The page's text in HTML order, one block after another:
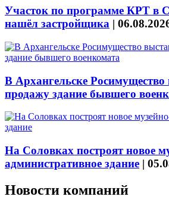
Участок по программе КРТ в
нашёл застройщика |
В Архангельске Росимущество
продажу здание бывшего
На Соловках построят новое
административное здание |
Новости компаний